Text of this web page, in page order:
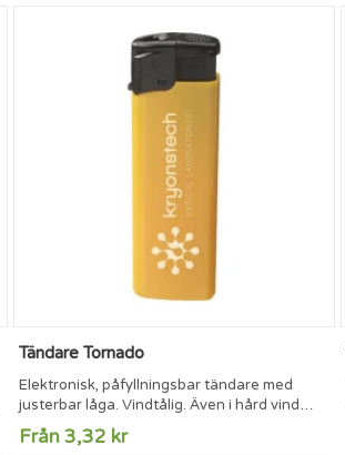
Tändare Tornado
Elektronisk, påfyllningsbar tändare med
justerbar låga. Vindtålig. Även i hård vind
hålls lågan tänd. Försedd med barnlås. TÜV-
certifierade.
Från 3,32 kr